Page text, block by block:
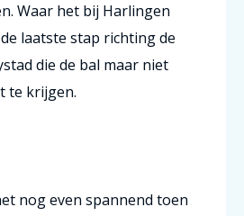
Waar het bij Harlingen
laatste stap richting de
die de bal maar niet
te krijgen.
nog even spannend toen